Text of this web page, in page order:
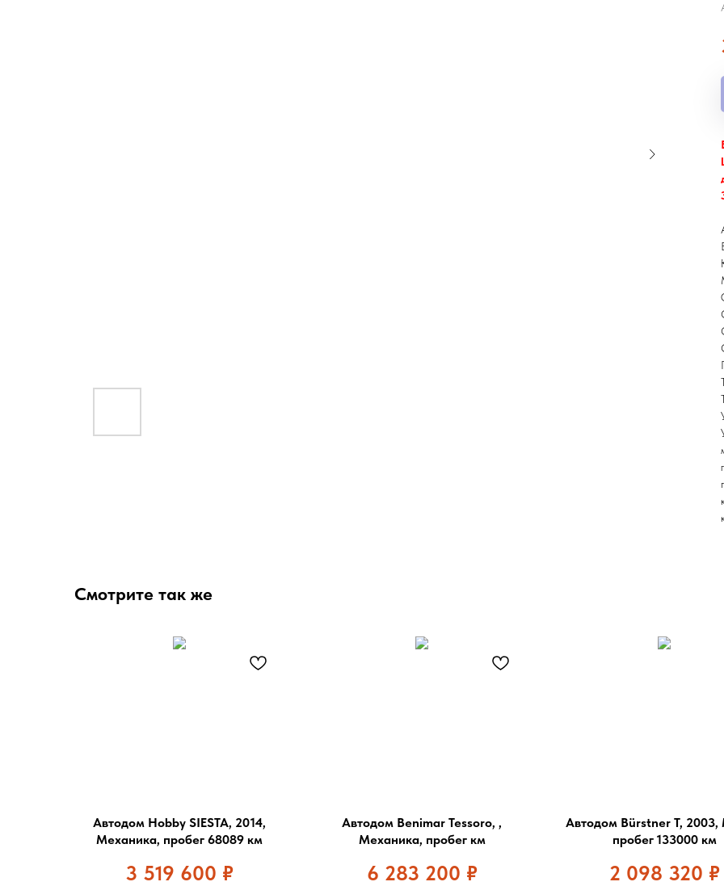
Смотрите так же
Автодом Hobby SIESTA, 2014,
Механика, пробег 68089 км
3 519 600 ₽
Автодом Benimar Tessoro, ,
Механика, пробег км
6 283 200 ₽
Автодом Bürstner T,
пробег 133000 км
2 098 320 ₽